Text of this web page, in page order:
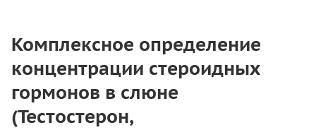
Комплексное определение
концентрации стероидных
гормонов в слюне
(Тестостерон,